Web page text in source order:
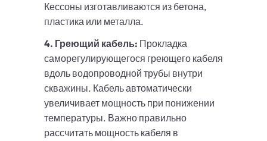
Кессоны изготавливаются из бетона,
пластика или металла.
4. Греющий кабель: Прокладка
саморегулирующегося греющего кабеля
вдоль водопроводной трубы внутри
скважины. Кабель автоматически
увеличивает мощность при понижении
температуры. Важно правильно
рассчитать мощность кабеля в